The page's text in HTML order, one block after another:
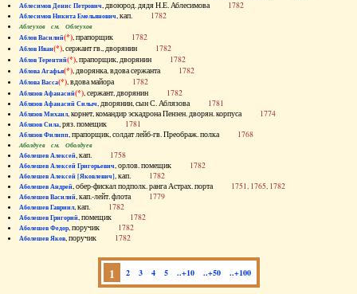
Аблесимов Денис Петрович, двоюрод. дядя Н.Е. Аблесимова 1782
Аблесимов Никита Емельянович, кап. 1782
Аблеухов см. Облеухов
Аблов Василий(*), прапорщик 1782
Аблов Иван(*), сержант гв., дворянин 1782
Аблов Терентий(*), прапорщик, дворянин 1782
Аблова Агафья(*), дворянка, вдова сержанта 1782
Аблова Васса(*), вдова майора 1782
Аблязов Афанасий(*), сержант, дворянин 1782
Аблязов Афанасий Силыч, дворянин, сын С. Аблязова 1781
Аблязов Михаил, корнет, командир эскадрона Пензен. дворян. корпуса 1774
Аблязов Сила, ряз. помещик 1781
Аблязов Филипп, прапорщик, солдат лейб-гв. Преображ. полка 1768
Аболдуев см. Оболдуев
Аболешев Алексей, кап. 1758
Аболешев Алексей Григорьевич, орлов. помещик 1782
Аболешев Алексей [Яковлевич], кап. 1782
Аболешев Андрей, обер-фискал подполк. ранга Астрах. порта 1751, 1765, 1782
Аболешев Василий, кап.-лейт. флота 1779
Аболешев Гавриил, кап. 1782
Аболешев Григорий, помещик 1782
Аболешев Федор, поручик 1782
Аболешев Яков, поручик 1782
1 2 3 4 5 ..+10 ..+50 ..+100